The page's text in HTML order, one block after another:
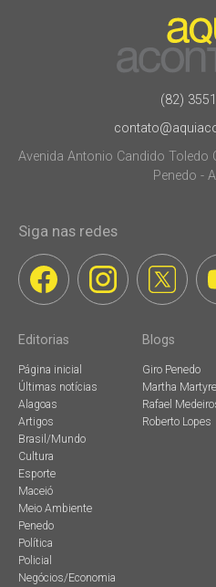
(82)
Avenida Antonio Candido Toledo
Penedo -
Siga nas redes
Editorias
Página inicial
Últimas notícias
Alagoas
Artigos
Brasil/Mundo
Cultura
Esporte
Maceió
Meio Ambiente
Penedo
Política
Policial
Negócios/Economia
Blogs
Giro Penedo
Martha
Rafael
Roberto Lopes